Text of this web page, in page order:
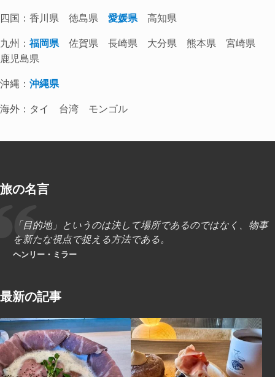
四国：香川県 徳島県愛媛県高知県
九州：福岡県佐賀県 長崎県 大分県 熊本県 宮崎県
鹿児島県
沖縄：沖縄県
海外：タイ 台湾 モンゴル
旅の名言
「目的地」というのは決して場所であるのではなく、物事
を新たな視点で捉える方法である。
ヘンリー・ミラー
最新の記事